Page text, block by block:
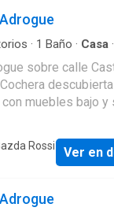
· 1 Baño · Casa ·
·Agua
sobre calle
muebles bajo y
(incluye aysa,
Rossi
Ver en